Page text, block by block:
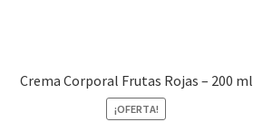
Crema Corporal Frutas Rojas – 200 ml
¡OFERTA!